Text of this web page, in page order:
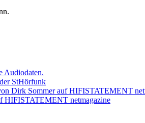
Audiodaten.
StHörfunk
Dirk Sommer auf HIFISTATEMENT
HIFISTATEMENT netmagazine